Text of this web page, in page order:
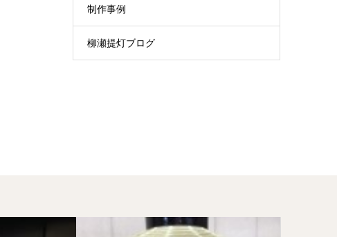
制作事例
柳瀬提灯ブログ